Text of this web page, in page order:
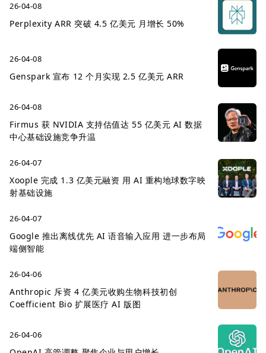
26-04-08
Perplexity ARR 突破 4.5 亿美元 月增长 50%
26-04-08
Genspark 宣布 12 个月实现 2.5 亿美元 ARR
26-04-08
Firmus 获 NVIDIA 支持估值达 55 亿美元 AI 数据
中心基础设施竞争升温
26-04-07
Xoople 完成 1.3 亿美元融资 用 AI 重构地球数字映
射基础设施
26-04-07
Google 推出离线优先 AI 语音输入应用 进一步布局
端侧智能
26-04-06
Anthropic 斥资 4 亿美元收购生物科技初创
Coefficient Bio 扩展医疗 AI 版图
26-04-06